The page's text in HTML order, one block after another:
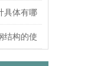
具体有哪
证？
结构的使